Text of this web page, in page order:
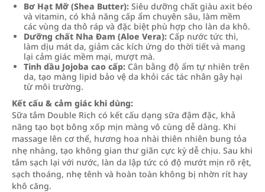
Bơ Hạt Mỡ (Shea Butter): Siêu dưỡng chất giàu axit béo
và vitamin, có khả năng cấp ẩm chuyên sâu, làm mềm
các vùng da thô ráp và đặc biệt phù hợp cho làn da khô.
Dưỡng chất Nha Đam (Aloe Vera): Cấp nước tức thì,
làm dịu mát da, giảm các kích ứng do thời tiết và mang
lại cảm giác mềm mại, mượt mà.
Tinh dầu Jojoba cao cấp: Cân bằng độ ẩm tự nhiên trên
da, tạo màng lipid bảo vệ da khỏi các tác nhân gây hại
từ môi trường.
Kết cấu & cảm giác khi dùng:
Sữa tắm Double Rich có kết cấu dạng sữa đậm đặc, khả
năng tạo bọt bông xốp mịn màng vô cùng dễ dàng. Khi
massage lên cơ thể, hương hoa nhài thiên nhiên bung tỏa
nhẹ nhàng, tạo không gian thư giãn cực kỳ dễ chịu. Sau khi
tắm sạch lại với nước, làn da lập tức có độ mướt mịn rõ rệt,
sạch thoáng, nhẹ tênh và hoàn toàn không bị nhờn rít hay
khô căng.